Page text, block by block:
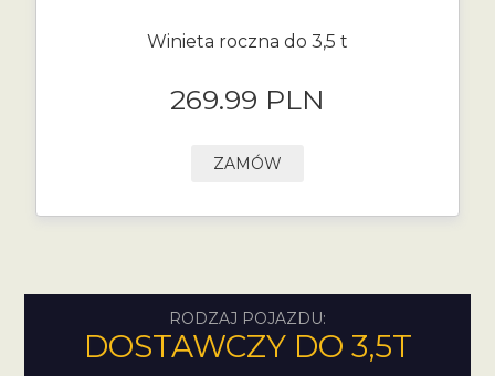
Winieta roczna do 3,5 t
269.99 PLN
ZAMÓW
RODZAJ POJAZDU:
DOSTAWCZY DO 3,5T